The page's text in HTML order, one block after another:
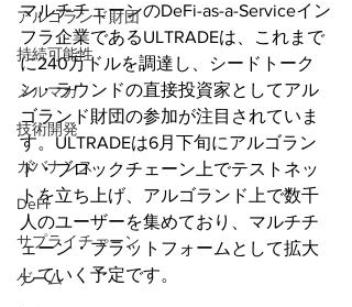
アルゴランド財団
持続可能性
メルマガ
技術開発
ガバナンス
DeFi
サプライチェーン
ゲーム
マルチチェーンのDeFi-as-a-Serviceイン
フラ企業であるULTRADEは、これまで
に240万ドルを調達し、シードトーク
ン・ラウンドの直接投資家としてアル
ゴランド財団の参加が注目されていま
す。ULTRADEは6月下旬にアルゴラン
ド・ブロックチェーン上でテストネッ
トを立ち上げ、アルゴランド上で数千
人のユーザーを集めており、マルチチ
ェーン・プラットフォームとして拡大
していく予定です。